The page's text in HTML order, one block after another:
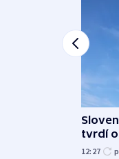
tvrdí
12:27